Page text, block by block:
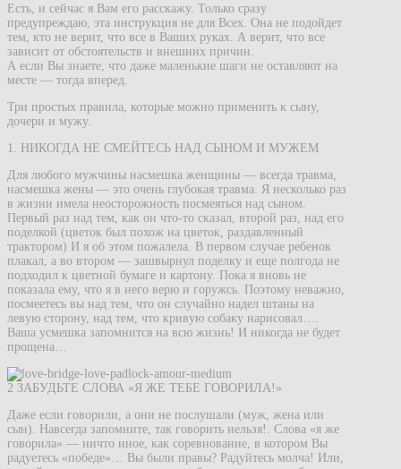
Есть, и сейчас я Вам его расскажу. Только сразу
предупреждаю, эта инструкция не для Всех. Она не подойдет
тем, кто не верит, что все в Ваших руках. А верит, что все
зависит от обстоятельств и внешних причин.
А если Вы знаете, что даже маленькие шаги не оставляют на
месте — тогда вперед.
Три простых правила, которые можно применить к сыну,
дочери и мужу.
1. НИКОГДА НЕ СМЕЙТЕСЬ НАД СЫНОМ И МУЖЕМ
Для любого мужчины насмешка женщины — всегда травма,
насмешка жены — это очень глубокая травма. Я несколько раз
в жизни имела неосторожность посмеяться над сыном.
Первый раз над тем, как он что-то сказал, второй раз, над его
поделкой (цветок был похож на цветок, раздавленный
трактором) И я об этом пожалела. В первом случае ребенок
плакал, а во втором — зашвырнул поделку и еще полгода не
подходил к цветной бумаге и картону. Пока я вновь не
показала ему, что я в него верю и горужсь. Поэтому неважно,
посмеетесь вы над тем, что он случайно надел штаны на
левую сторону, над тем, что кривую собаку нарисовал….
Ваша усмешка запомнится на всю жизнь! И никогда не будет
прощена…
2 ЗАБУДЬТЕ СЛОВА «Я ЖЕ ТЕБЕ ГОВОРИЛА!»
Даже если говорили, а они не послушали (муж, жена или
сын). Навсегда запомните, так говорить нельзя!. Слова «я же
говорила» — ничто иное, как соревнование, в котором Вы
радуетесь «победе»… Вы были правы? Радуйтесь молча! Или,